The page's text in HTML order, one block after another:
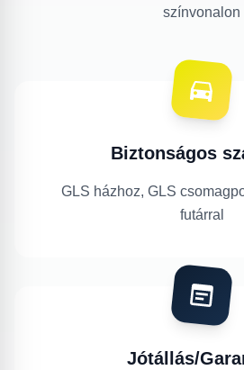
színvonalon
Biztonságos
GLS házhoz, GLS
futárral
Jótállás/